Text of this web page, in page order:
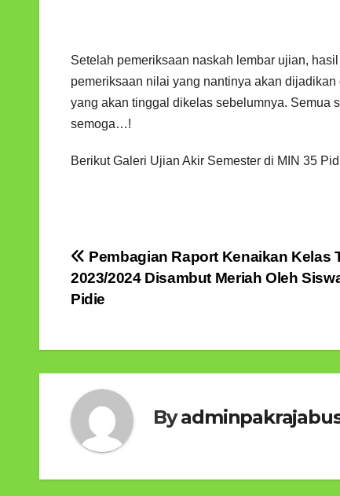
Setelah pemeriksaan naskah lembar ujian,
pemeriksaan nilai yang nantinya akan
yang akan tinggal dikelas sebelumnya. Semua
semoga…!
Berikut Galeri Ujian Akir Semester di MIN 35
Post
navigation
Pembagian Raport Kenaikan Kelas
2023/2024 Disambut Meriah Oleh
Pidie
By